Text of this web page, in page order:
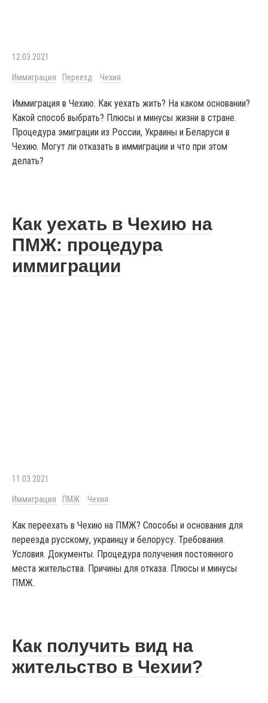
12.03.2021
Иммиграция Переезд Чехия
Иммиграция в Чехию. Как уехать жить? На каком основании?
Какой способ выбрать? Плюсы и минусы жизни в стране.
Процедура эмиграции из России, Украины и Беларуси в
Чехию. Могут ли отказать в иммиграции и что при этом
делать?
Как уехать в Чехию на
ПМЖ: процедура
иммиграции
11.03.2021
Иммиграция ПМЖ Чехия
Как переехать в Чехию на ПМЖ? Способы и основания для
переезда русскому, украинцу и белорусу. Требования.
Условия. Документы. Процедура получения постоянного
места жительства. Причины для отказа. Плюсы и минусы
ПМЖ.
Как получить вид на
жительство в Чехии?